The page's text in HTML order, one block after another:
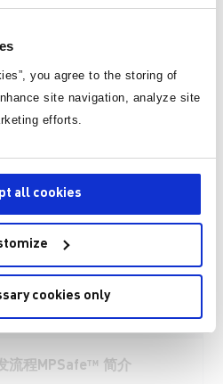
you agree to the storing of
site navigation, analyze site
efforts.
all cookies
cookies only
动器，符
产品
回复您！
流程MPSafe™ 简介